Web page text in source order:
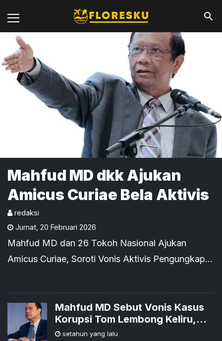
Mahfud MD dkk Ajukan
Amicus Curiae Bela Aktivis
redaksi
Jumat 20 Februari 2026
Mahfud MD dan 26 Tokoh Nasional Ajukan
Amicus Curiae, Soroti Vonis Aktivis Pengungkap
Mahfud MD Sebut Vonis Kasus
Korupsi Tom Lembong Keliru,
Dorong Upaya Banding
setahun yang lalu